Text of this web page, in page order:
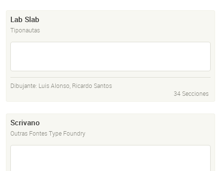
Lab Slab
Tiponautas
Dibujante: Luis Alonso, Ricardo Santos
34 Secciones
Scrivano
Outras Fontes Type Foundry